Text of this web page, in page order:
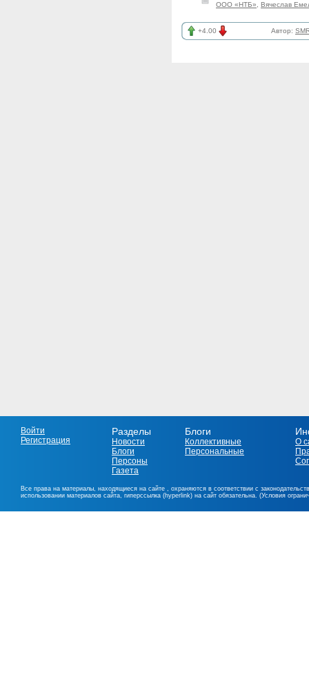
ООО «НТБ»
Вячеслав
+4.00 Автор:
Войти
Регистрация
Разделы
Новости
Блоги
Персоны
Газета
Блоги
Коллективные
Персональные
О
Все права на материалы, находящиеся на сайте , охраняются в соответствии с
использовании материалов сайта, гиперссылка (hyperlink) на сайт обязательна. (Условия